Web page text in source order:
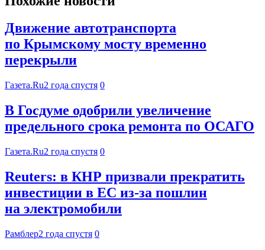
Движение автотранспорта
по Крымскому мосту временно
перекрыли
Газета.Ru2 года спустя 0
В Госдуме одобрили увеличение
предельного срока ремонта по ОСАГО
Газета.Ru2 года спустя 0
Reuters: в КНР призвали прекратить
инвестиции в ЕС из-за пошлин
на электромобили
Рамблер2 года спустя 0